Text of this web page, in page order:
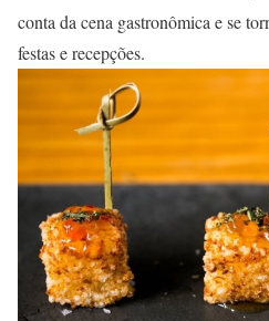
conta da cena gastronômica e se
festas e recepções.